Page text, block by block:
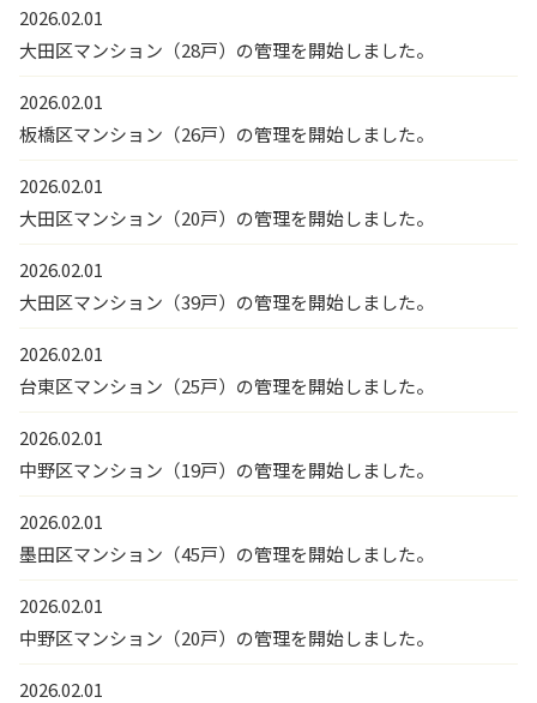
2026.02.01
大田区マンション（28戸）の管理を開始しました。
2026.02.01
板橋区マンション（26戸）の管理を開始しました。
2026.02.01
大田区マンション（20戸）の管理を開始しました。
2026.02.01
大田区マンション（39戸）の管理を開始しました。
2026.02.01
台東区マンション（25戸）の管理を開始しました。
2026.02.01
中野区マンション（19戸）の管理を開始しました。
2026.02.01
墨田区マンション（45戸）の管理を開始しました。
2026.02.01
中野区マンション（20戸）の管理を開始しました。
2026.02.01